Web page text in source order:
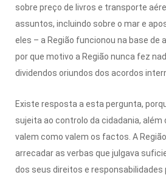
sobre preço de livros e transporte
assuntos, incluindo sobre o mar e
eles – a Região funcionou na base de
por que motivo a Região nunca fez
dividendos oriundos dos acordos
Existe resposta a esta pergunta,
sujeita ao controlo da cidadania,
valem como valem os factos. A
arrecadar as verbas que julgava
dos seus direitos e responsabilidades